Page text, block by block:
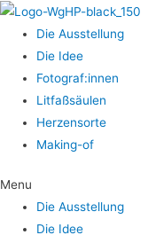
Die Aus­stel­lung
Die Idee
Fotograf:innen
Lit­faß­säu­len
Her­zens­or­te
Making-of
Menu
Die Aus­stel­lung
Die Idee